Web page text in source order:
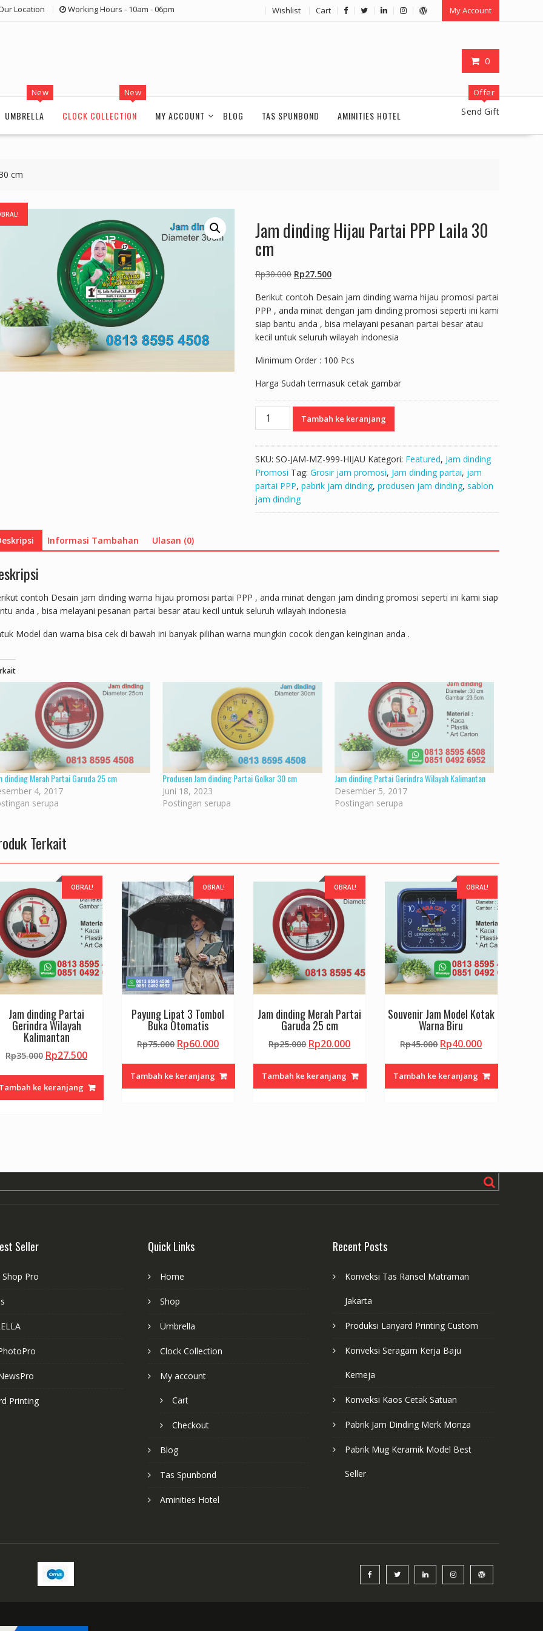
Location Working Hours - 10am - 06pm Wishlist Cart My Account
0
UMBRELLA
New
CLOCK COLLECTION
New
MY ACCOUNT BLOG TAS SPUNBOND AMINITIES HOTEL
Offer
Send Gift
cm
Jam dinding Hijau Partai PPP Laila 30
cm
Rp30.000 Harga
adalah:
Rp30.000.
Rp27.500Harga
ini
adalah:
Rp27.500.
Berikut contoh Desain jam dinding warna hijau promosi partai
PPP , anda minat dengan jam dinding promosi seperti ini kami
siap bantu anda , bisa melayani pesanan partai besar atau
kecil untuk seluruh wilayah indonesia
Minimum Order : 100 Pcs
Harga Sudah termasuk cetak gambar
Kuantitas
Jam
Partai
PPP
Laila
30
Tambah ke keranjang
SKU: SO-JAM-MZ-999-HIJAU Kategori: Featured, Jam dinding
Promosi Tag: Grosir jam promosi, Jam dinding partai, jam
partai PPP, pabrik jam dinding, produsen jam dinding, sablon
jam dinding
Informasi Tambahan Ulasan (0)
contoh Desain jam dinding warna hijau promosi partai PPP , anda minat dengan jam dinding promosi seperti ini kami siap
anda , bisa melayani pesanan partai besar atau kecil untuk seluruh wilayah indonesia
Model dan warna bisa cek di bawah ini banyak pilihan warna mungkin cocok dengan keinginan anda .
dinding Merah Partai Garuda 25 cm
4, 2017
serupa
Produsen Jam dinding Partai Golkar 30 cm
Juni 18, 2023
Postingan serupa
Jam dinding Partai Gerindra Wilayah Kalimantan
Desember 5, 2017
Postingan serupa
Terkait
OBRAL!
Jam dinding Partai
Gerindra Wilayah
Kalimantan
Rp35.000 Harga
adalah:
Rp35.000.
Rp27.500Harga
ini
adalah:
ke keranjang
OBRAL!
Payung Lipat 3 Tombol
Buka Otomatis
Rp75.000 Harga
adalah:
Rp75.000.
Rp60.000Harga
ini
adalah:
Tambah ke keranjang
OBRAL!
Jam dinding Merah Partai
Garuda 25 cm
Rp25.000 Harga
adalah:
Rp25.000.
Rp20.000Harga
ini
adalah:
Tambah ke keranjang
OBRAL!
Souvenir Jam Model Kotak
Warna Biru
Rp45.000 Harga
adalah:
Rp45.000.
Rp40.000Harga
ini
adalah:
Tambah ke keranjang
Seller
Pro
Printing
Quick Links
Home
Shop
Umbrella
Clock Collection
My account
Cart
Checkout
Blog
Tas Spunbond
Aminities Hotel
Recent Posts
Konveksi Tas Ransel Matraman
Jakarta
Produksi Lanyard Printing Custom
Konveksi Seragam Kerja Baju
Kemeja
Konveksi Kaos Cetak Satuan
Pabrik Jam Dinding Merk Monza
Pabrik Mug Keramik Model Best
Seller